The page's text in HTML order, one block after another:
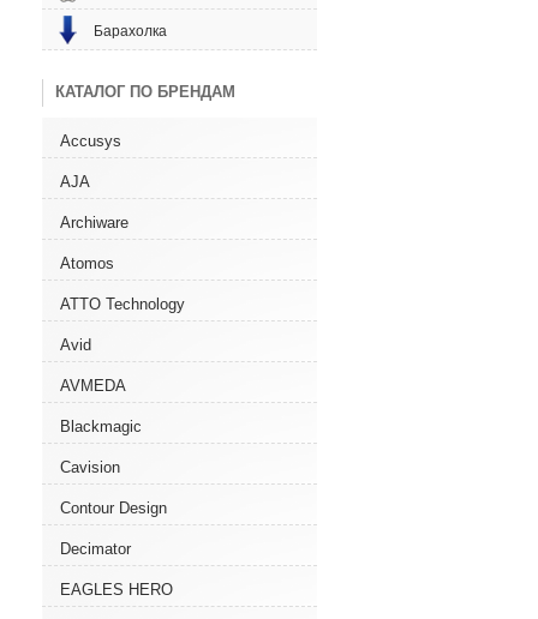
Барахолка
КАТАЛОГ ПО БРЕНДАМ
Accusys
AJA
Archiware
Atomos
ATTO Technology
Avid
AVMEDA
Blackmagic
Cavision
Contour Design
Decimator
EAGLES HERO